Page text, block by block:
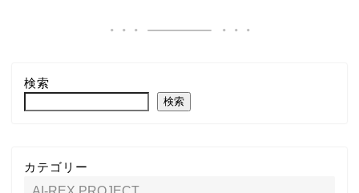
検索
検索
カテゴリー